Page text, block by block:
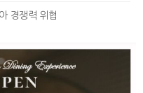
경쟁력 위협